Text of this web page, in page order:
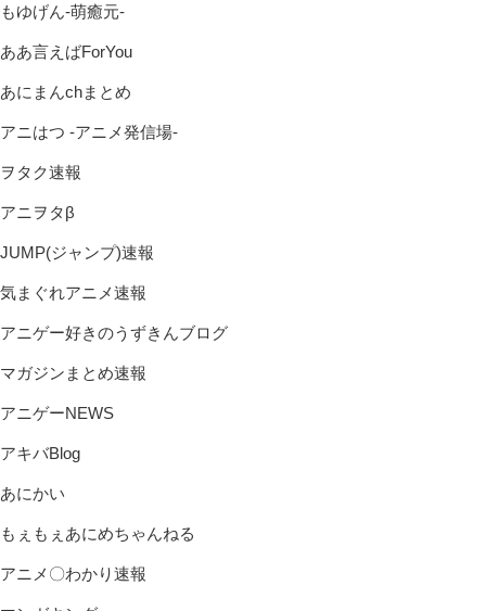
もゆげん-萌癒元-
ああ言えばForYou
あにまんchまとめ
アニはつ -アニメ発信場-
ヲタク速報
アニヲタβ
JUMP(ジャンプ)速報
気まぐれアニメ速報
アニゲー好きのうずきんブログ
マガジンまとめ速報
アニゲーNEWS
アキバBlog
あにかい
もぇもぇあにめちゃんねる
アニメ〇わかり速報